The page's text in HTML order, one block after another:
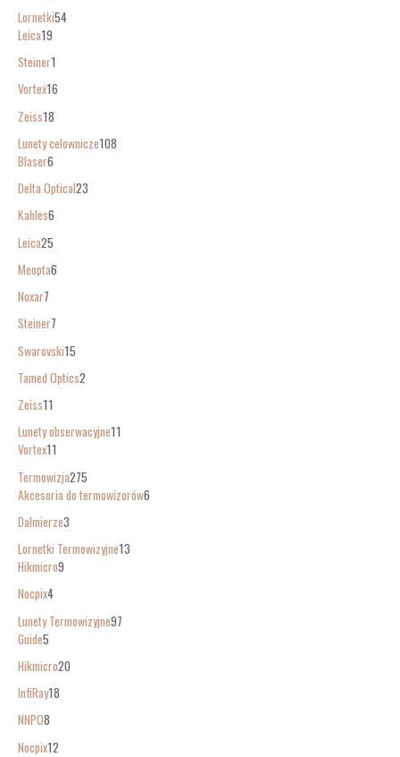
Lornetki54
Leica19
Steiner1
Vortex16
Zeiss18
Lunety celownicze108
Blaser6
Delta Optical23
Kahles6
Leica25
Meopta6
Noxar7
Steiner7
Swarovski15
Tamed Optics2
Zeiss11
Lunety obserwacyjne11
Vortex11
Termowizja275
Akcesoria do termowizorów6
Dalmierze3
Lornetki Termowizyjne13
Hikmicro9
Nocpix4
Lunety Termowizyjne97
Guide5
Hikmicro20
InfiRay18
NNPO8
Nocpix12